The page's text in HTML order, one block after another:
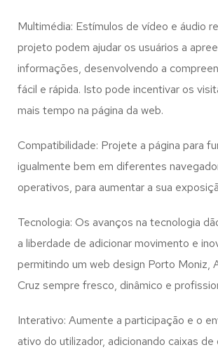
Multimédia: Estímulos de vídeo e áudio
projeto podem ajudar os usuários a
informações, desenvolvendo a
fácil e rápida. Isto pode incentivar os
mais tempo na página da web.
Compatibilidade: Projete a página para
igualmente bem em diferentes
operativos, para aumentar a sua
Tecnologia: Os avanços na tecnologia
a liberdade de adicionar movimento e
permitindo um web design Porto Moniz,
Cruz sempre fresco, dinâmico e
Interativo: Aumente a participação e o
ativo do utilizador, adicionando caixas